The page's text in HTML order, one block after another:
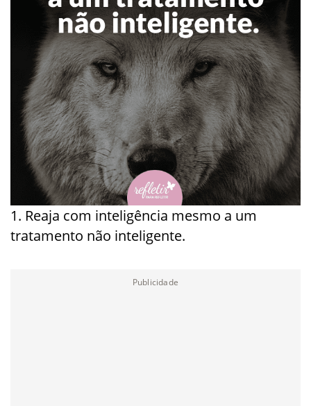
1. Reaja com inteligência mesmo a um
tratamento não inteligente.